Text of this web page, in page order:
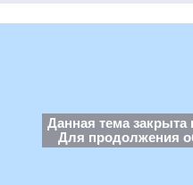
Данная тема закрыта
Для продолжения